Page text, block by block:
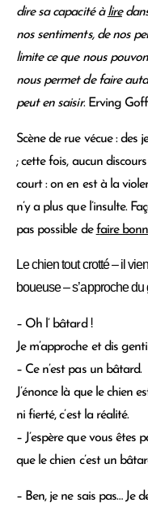
dire sa capacité àlire
nos sentiments, de nos
limite ce que nous
nous permet de faire
peut en saisir. Erving
Scène de rue vécue :
; cette fois, aucun
court : on en est à la
n’y a plus que l’insulte.
pas possible defaire
Le chien tout crotté – il
boueuse – s’approche du
– Oh l’ bâtard !
Je m’approche et dis
– Ce n’est pas un bâtard.
J’énonce là que le chien
ni fierté, c’est la réalité.
– J’espère que vous êtes
que le chien c’est un
– Ben, je ne sais pas… Je